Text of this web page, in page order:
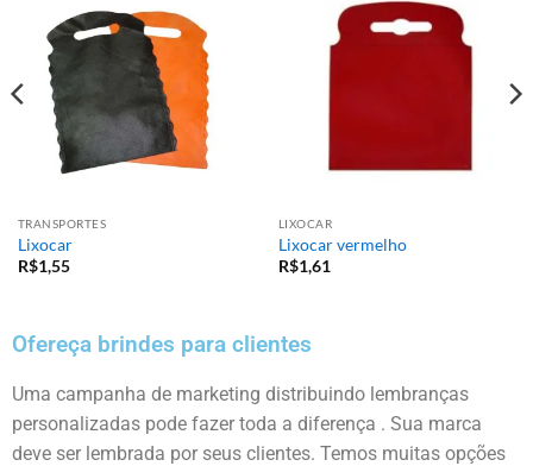
TRANSPORTES
Lixocar
R$1,55
LIXOCAR
Lixocar vermelho
R$1,61
Ofereça brindes para clientes
Uma campanha de marketing distribuindo lembranças
personalizadas pode fazer toda a diferença . Sua marca
deve ser lembrada por seus clientes. Temos muitas opções